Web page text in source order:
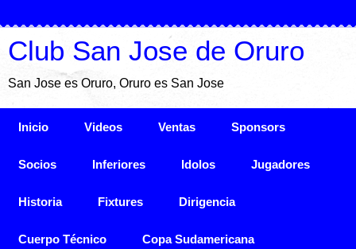
Club San Jose de Oruro
San Jose es Oruro, Oruro es San Jose
Inicio Videos Ventas Sponsors
Socios Inferiores Idolos Jugadores
Historia Fixtures Dirigencia
Cuerpo Técnico Copa Sudamericana